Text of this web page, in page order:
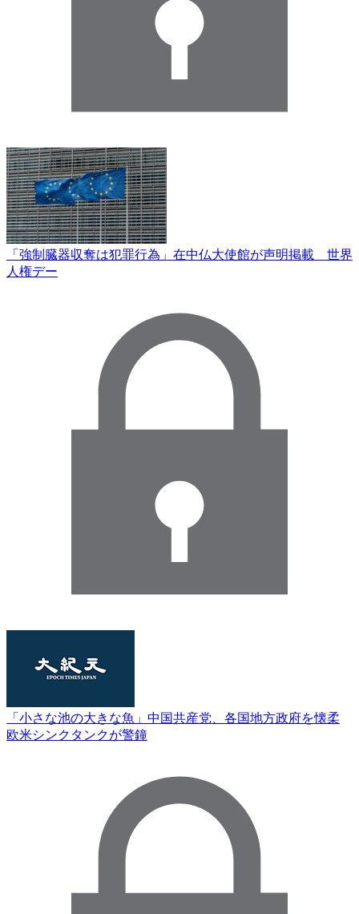
「強制臓器収奪は犯罪行為」在中仏大使館が声明掲載 世界
人権デー
「小さな池の大きな魚」中国共産党、各国地方政府を懐柔
欧米シンクタンクが警鐘